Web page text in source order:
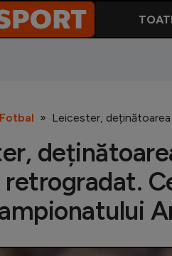
Fotbal Leicester, deținătoarea
retrogradat.